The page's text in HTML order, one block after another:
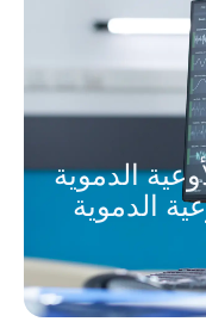
الدموية
الدموية